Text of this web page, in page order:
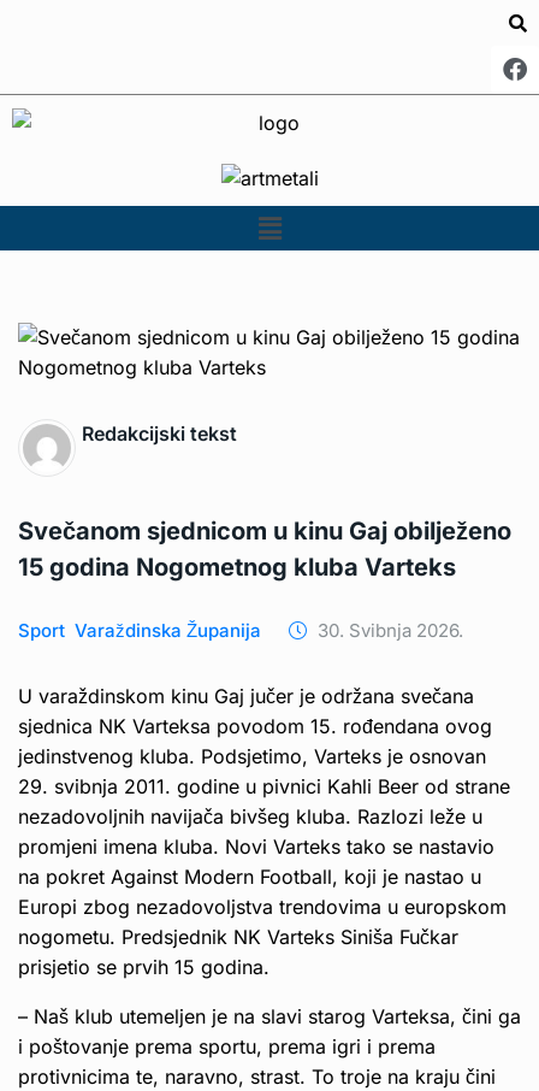
Redakcijski tekst
Svečanom sjednicom u kinu Gaj obilježeno
15 godina Nogometnog kluba Varteks
Sport Varaždinska Županija 30. Svibnja 2026.
U varaždinskom kinu Gaj jučer je održana svečana
sjednica NK Varteksa povodom 15. rođendana ovog
jedinstvenog kluba. Podsjetimo, Varteks je osnovan
29. svibnja 2011. godine u pivnici Kahli Beer od strane
nezadovoljnih navijača bivšeg kluba. Razlozi leže u
promjeni imena kluba. Novi Varteks tako se nastavio
na pokret Against Modern Football, koji je nastao u
Europi zbog nezadovoljstva trendovima u europskom
nogometu. Predsjednik NK Varteks Siniša Fučkar
prisjetio se prvih 15 godina.
– Naš klub utemeljen je na slavi starog Varteksa, čini ga
i poštovanje prema sportu, prema igri i prema
protivnicima te, naravno, strast. To troje na kraju čini